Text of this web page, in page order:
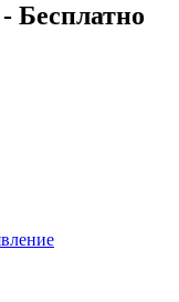
Бесплатно